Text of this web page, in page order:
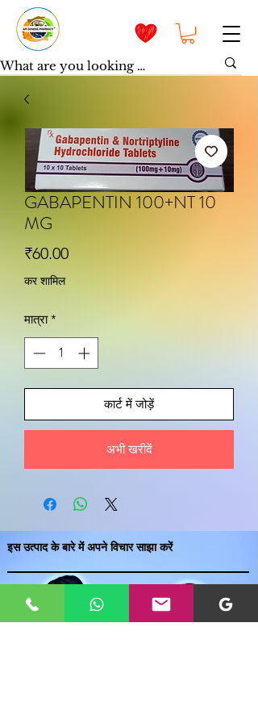
GABAPENTIN 100+NT 10
MG
₹60.00मूल्य
कर शामिल
मात्रा *
कार्ट में जोड़ें
अभी खरीदें
इस उत्पाद के बारे में अपने विचार साझा करें